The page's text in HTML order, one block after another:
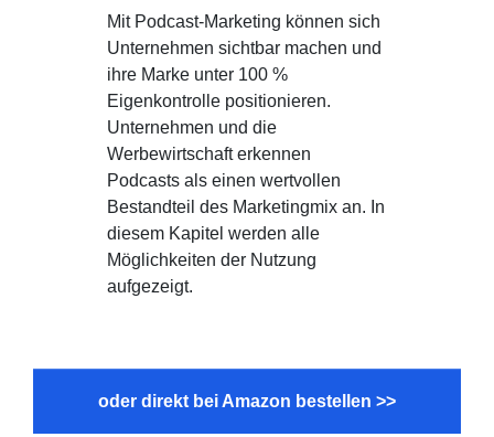
Mit Podcast-Marketing können sich
Unternehmen sichtbar machen und
ihre Marke unter 100 %
Eigenkontrolle positionieren.
Unternehmen und die
Werbewirtschaft erkennen
Podcasts als einen wertvollen
Bestandteil des Marketingmix an. In
diesem Kapitel werden alle
Möglichkeiten der Nutzung
aufgezeigt.
oder direkt bei Amazon bestellen >>